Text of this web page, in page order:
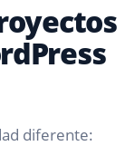
diferente: